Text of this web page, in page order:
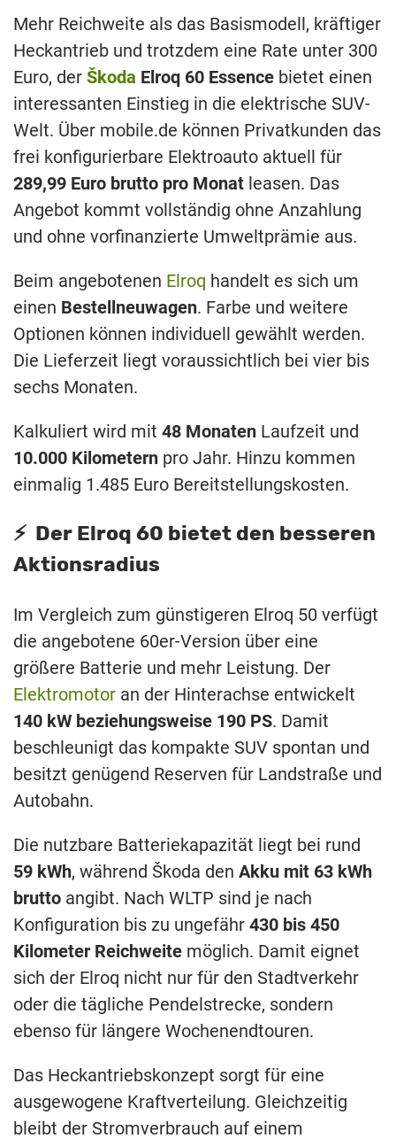
Mehr Reichweite als das Basismodell, kräftiger
Heckantrieb und trotzdem eine Rate unter 300
Euro, der Škoda Elroq 60 Essence bietet einen
interessanten Einstieg in die elektrische SUV-
Welt. Über mobile.de können Privatkunden das
frei konfigurierbare Elektroauto aktuell für
289,99 Euro brutto pro Monat leasen. Das
Angebot kommt vollständig ohne Anzahlung
und ohne vorfinanzierte Umweltprämie aus.
Beim angebotenen Elroq handelt es sich um
einen Bestellneuwagen. Farbe und weitere
Optionen können individuell gewählt werden.
Die Lieferzeit liegt voraussichtlich bei vier bis
sechs Monaten.
Kalkuliert wird mit 48 Monaten Laufzeit und
10.000 Kilometern pro Jahr. Hinzu kommen
einmalig 1.485 Euro Bereitstellungskosten.
⚡️ Der Elroq 60 bietet den besseren
Aktionsradius
Im Vergleich zum günstigeren Elroq 50 verfügt
die angebotene 60er-Version über eine
größere Batterie und mehr Leistung. Der
Elektromotor an der Hinterachse entwickelt
140 kW beziehungsweise 190 PS. Damit
beschleunigt das kompakte SUV spontan und
besitzt genügend Reserven für Landstraße und
Autobahn.
Die nutzbare Batteriekapazität liegt bei rund
59 kWh, während Škoda den Akku mit 63 kWh
brutto angibt. Nach WLTP sind je nach
Konfiguration bis zu ungefähr 430 bis 450
Kilometer Reichweite möglich. Damit eignet
sich der Elroq nicht nur für den Stadtverkehr
oder die tägliche Pendelstrecke, sondern
ebenso für längere Wochenendtouren.
Das Heckantriebskonzept sorgt für eine
ausgewogene Kraftverteilung. Gleichzeitig
bleibt der Stromverbrauch auf einem